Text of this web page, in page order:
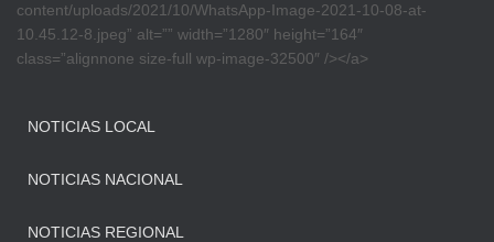
content/uploads/2021/10/WhatsApp-Image-2021-10-08-at-
10.45.12-8.jpeg” alt=”” width=”1280″ height=”164″
class=”alignnone size-full wp-image-32500″ /></a>
NOTICIAS LOCAL
NOTICIAS NACIONAL
NOTICIAS REGIONAL